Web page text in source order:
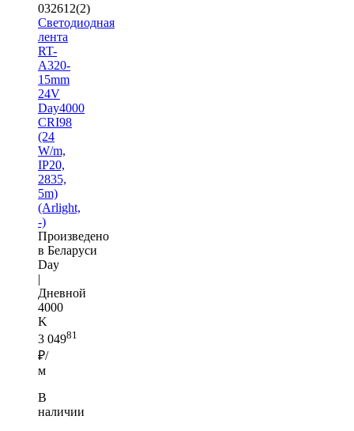
032612(2)
Светодиодная
лента
RT-
A320-
15mm
24V
Day4000
CRI98
(24
W/m,
IP20,
2835,
5m)
(Arlight,
-)
Произведено
в Беларуси
Day
|
Дневной
4000
K
3 04981
₽/
м
В
наличии